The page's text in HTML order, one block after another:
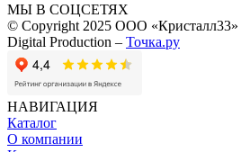
МЫ В СОЦСЕТЯХ
© Copyright 2025 ООО «Кристалл33»
Digital Production – Точка.ру
НАВИГАЦИЯ
Каталог
О компании